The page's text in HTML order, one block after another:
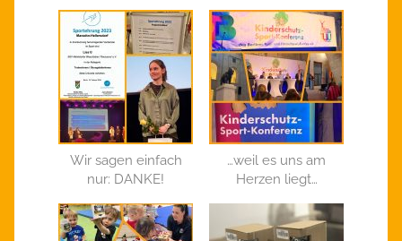
Wir sagen einfach
nur: DANKE!
…weil es uns am
Herzen liegt…